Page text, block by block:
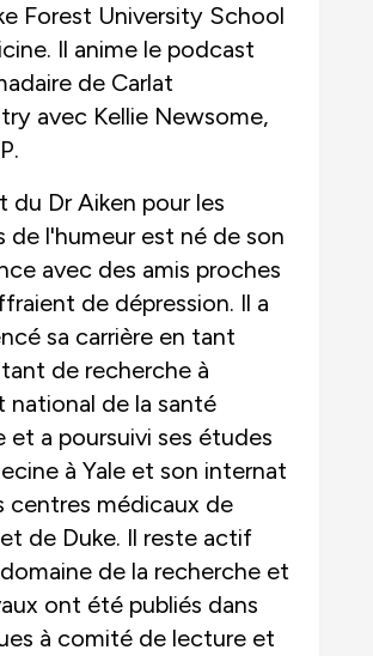
Forest University School
Il anime le podcast
de Carlat
avec Kellie Newsome,
du Dr Aiken pour les
de l'humeur est né de son
avec des amis proches
de dépression. Il a
sa carrière en tant
de recherche à
national de la santé
et a poursuivi ses études
à Yale et son internat
centres médicaux de
de Duke. Il reste actif
de la recherche et
ont été publiés dans
à comité de lecture et